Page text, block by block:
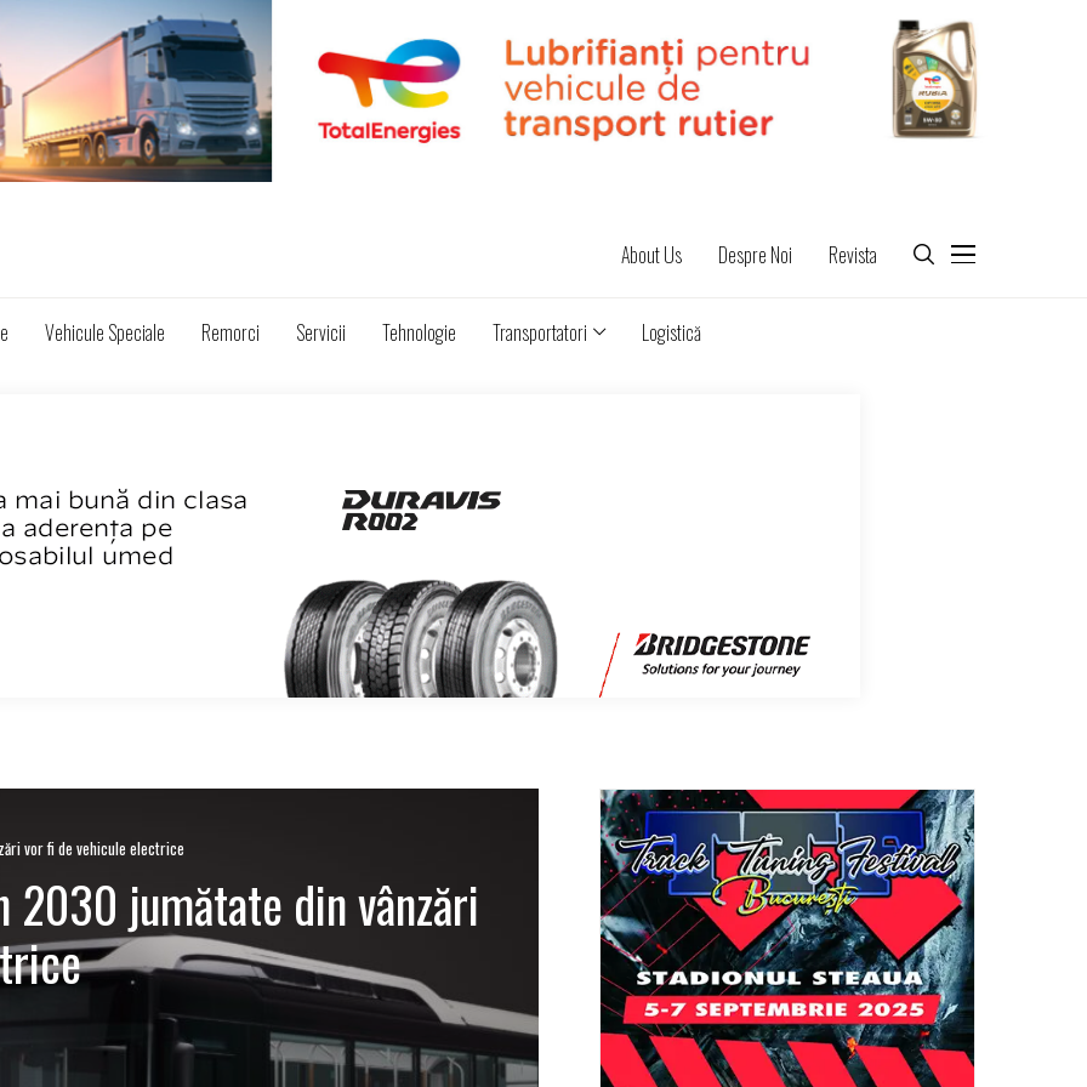
About Us Despre Noi Revista
Vehicule Speciale Remorci Servicii Tehnologie Transportatori Logistică
vor fi de vehicule electrice
2030 jumătate din vânzări